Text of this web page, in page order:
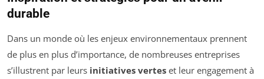
durable
Dans un monde où les enjeux environnementaux prennent
de plus en plus d’importance, de nombreuses entreprises
s’illustrent par leurs initiatives vertes et leur engagement à